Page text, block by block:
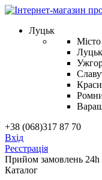
Луцьк
Місто
Луцьк
+38 (068)317 87 70
Вхід
Реєстрація
Прийом замовлень 24h
Каталог